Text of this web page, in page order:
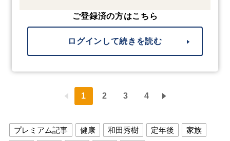
ご登録済の方はこちら
ログインして続きを読む
1 2 3 4
プレミアム記事 健康 和田秀樹 定年後
家族